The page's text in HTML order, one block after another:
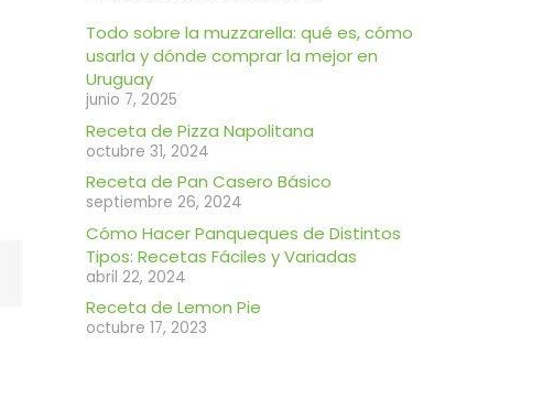
Todo sobre la muzzarella: qué es, cómo
usarla y dónde comprar la mejor en
Uruguay
junio 7, 2025
Receta de Pizza Napolitana
octubre 31, 2024
Receta de Pan Casero Básico
septiembre 26, 2024
Cómo Hacer Panqueques de Distintos
Tipos: Recetas Fáciles y Variadas
abril 22, 2024
Receta de Lemon Pie
octubre 17, 2023